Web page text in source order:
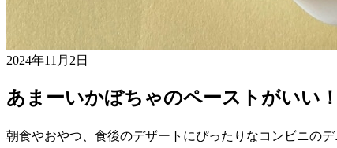
2024年11月2日
あまーいかぼちゃのペーストがいい
朝食やおやつ、食後のデザートにぴったりなコンビニの